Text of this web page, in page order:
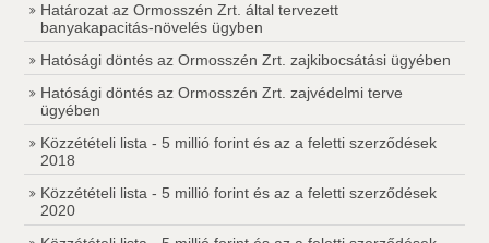
Határozat az Ormosszén Zrt. által tervezett
banyakapacitás-növelés ügyben
Hatósági döntés az Ormosszén Zrt. zajkibocsátási ügyében
Hatósági döntés az Ormosszén Zrt. zajvédelmi terve
ügyében
Közzétételi lista - 5 millió forint és az a feletti szerződések
2018
Közzétételi lista - 5 millió forint és az a feletti szerződések
2020